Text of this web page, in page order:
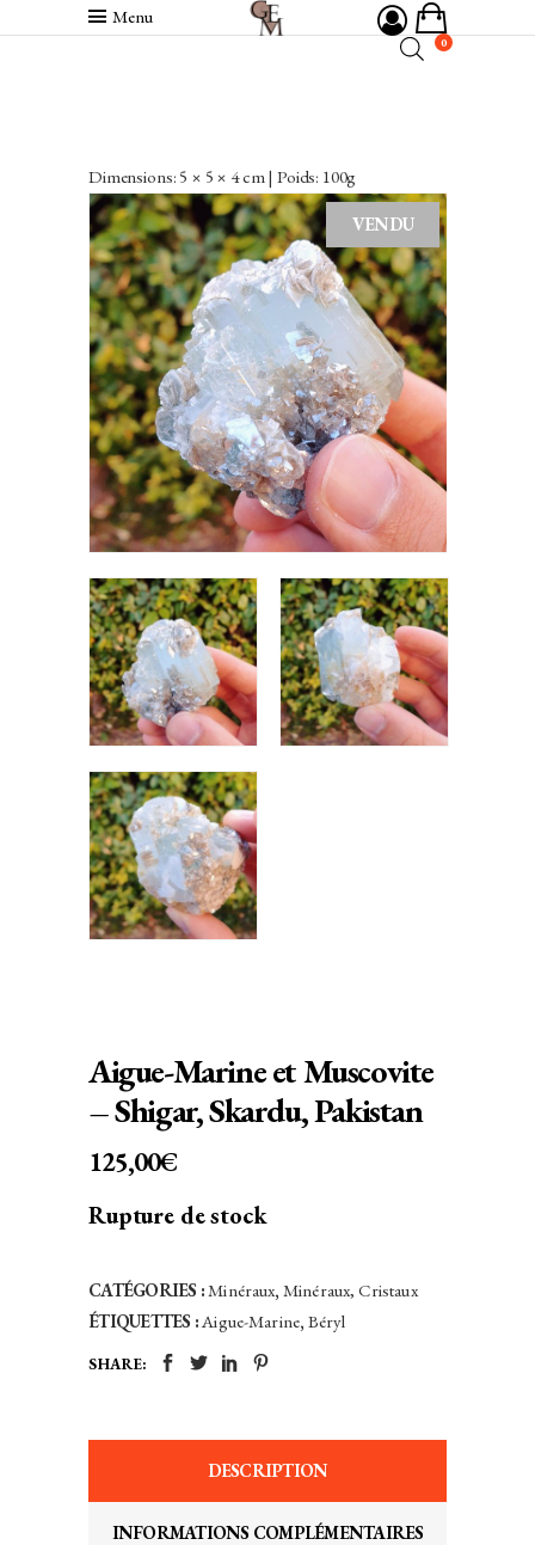
Menu
0
Dimensions: 5 × 5 × 4 cm | Poids: 100g
VENDU
Aigue-Marine et Muscovite
– Shigar, Skardu, Pakistan
125,00€
Rupture de stock
CATÉGORIES :Minéraux, Minéraux, Cristaux
ÉTIQUETTES :Aigue-Marine, Béryl
SHARE:
DESCRIPTION
INFORMATIONS COMPLÉMENTAIRES